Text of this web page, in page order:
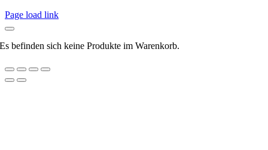
Page load link
Es befinden sich keine Produkte im Warenkorb.